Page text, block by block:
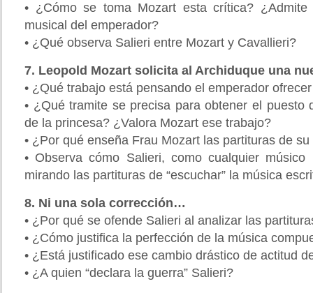
• ¿Cómo se toma Mozart esta crítica?
musical del emperador?
• ¿Qué observa Salieri entre Mozart y Cavallieri?
7. Leopold Mozart solicita al Archiduque una
• ¿Qué trabajo está pensando el emperador
• ¿Qué tramite se precisa para obtener el puesto
de la princesa? ¿Valora Mozart ese trabajo?
• ¿Por qué enseña Frau Mozart las partituras de
• Observa cómo Salieri, como cualquier músico
mirando las partituras de “escuchar” la música
8. Ni una sola corrección…
• ¿Por qué se ofende Salieri al analizar las
• ¿Cómo justifica la perfección de la música
• ¿Está justificado ese cambio drástico de actitud
• ¿A quien “declara la guerra” Salieri?